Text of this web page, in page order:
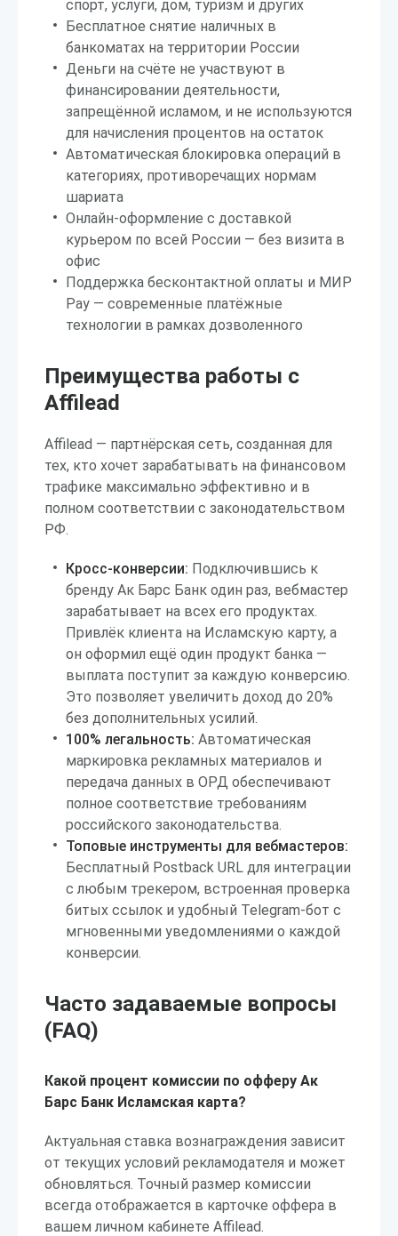
спорт, услуги, дом, туризм и других
Бесплатное снятие наличных в
банкоматах на территории России
Деньги на счёте не участвуют в
финансировании деятельности,
запрещённой исламом, и не используются
для начисления процентов на остаток
Автоматическая блокировка операций в
категориях, противоречащих нормам
шариата
Онлайн-оформление с доставкой
курьером по всей России — без визита в
офис
Поддержка бесконтактной оплаты и МИР
Pay — современные платёжные
технологии в рамках дозволенного
Преимущества работы с
Affilead
Affilead — партнёрская сеть, созданная для
тех, кто хочет зарабатывать на финансовом
трафике максимально эффективно и в
полном соответствии с законодательством
РФ.
Кросс-конверсии: Подключившись к
бренду Ак Барс Банк один раз, вебмастер
зарабатывает на всех его продуктах.
Привлёк клиента на Исламскую карту, а
он оформил ещё один продукт банка —
выплата поступит за каждую конверсию.
Это позволяет увеличить доход до 20%
без дополнительных усилий.
100% легальность: Автоматическая
маркировка рекламных материалов и
передача данных в ОРД обеспечивают
полное соответствие требованиям
российского законодательства.
Топовые инструменты для вебмастеров:
Бесплатный Postback URL для интеграции
с любым трекером, встроенная проверка
битых ссылок и удобный Telegram-бот с
мгновенными уведомлениями о каждой
конверсии.
Часто задаваемые вопросы
(FAQ)
Какой процент комиссии по офферу Ак
Барс Банк Исламская карта?
Актуальная ставка вознаграждения зависит
от текущих условий рекламодателя и может
обновляться. Точный размер комиссии
всегда отображается в карточке оффера в
вашем личном кабинете Affilead.